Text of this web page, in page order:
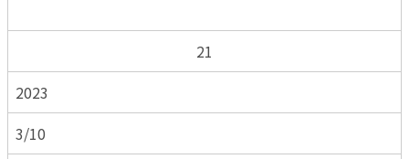
21
2023
3/10